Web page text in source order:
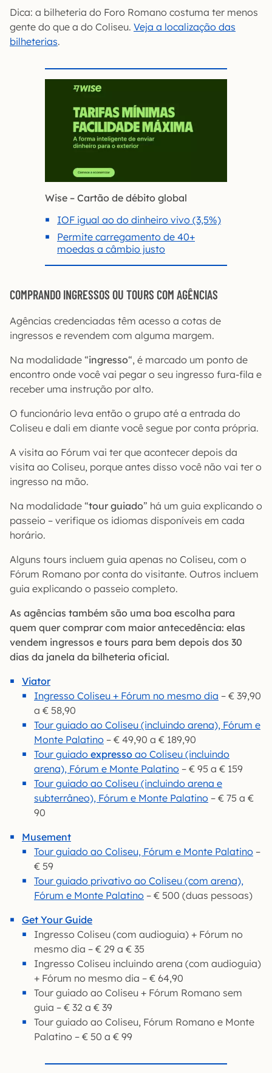
Dica: a bilheteria do Foro Romano costuma ter menos
gente do que a do Coliseu. Veja a localização das
bilheterias.
Wise – Cartão de débito global
IOF igual ao do dinheiro vivo (3,5%)
Permite carregamento de 40+
moedas a câmbio justo
COMPRANDO INGRESSOS OU TOURS COM AGÊNCIAS
Agências credenciadas têm acesso a cotas de
ingressos e revendem com alguma margem.
Na modalidade “ingresso“, é marcado um ponto de
encontro onde você vai pegar o seu ingresso fura-fila e
receber uma instrução por alto.
O funcionário leva então o grupo até a entrada do
Coliseu e dali em diante você segue por conta própria.
A visita ao Fórum vai ter que acontecer depois da
visita ao Coliseu, porque antes disso você não vai ter o
ingresso na mão.
Na modalidade “tour guiado” há um guia explicando o
passeio – verifique os idiomas disponíveis em cada
horário.
Alguns tours incluem guia apenas no Coliseu, com o
Fórum Romano por conta do visitante. Outros incluem
guia explicando o passeio completo.
As agências também são uma boa escolha para
quem quer comprar com maior antecedência: elas
vendem ingressos e tours para bem depois dos 30
dias da janela da bilheteria oficial.
Viator
Ingresso Coliseu + Fórum no mesmo dia – € 39,90
a € 58,90
Tour guiado ao Coliseu (incluindo arena), Fórum e
Monte Palatino – € 49,90 a € 189,90
Tour guiado expresso ao Coliseu (incluindo
arena), Fórum e Monte Palatino – € 95 a € 159
Tour guiado ao Coliseu (incluindo arena e
subterrâneo), Fórum e Monte Palatino – € 75 a €
90
Musement
Tour guiado ao Coliseu, Fórum e Monte Palatino –
€ 59
Tour guiado privativo ao Coliseu (com arena),
Fórum e Monte Palatino – € 500 (duas pessoas)
Get Your Guide
Ingresso Coliseu (com audioguia) + Fórum no
mesmo dia – € 29 a € 35
Ingresso Coliseu incluindo arena (com audioguia)
+ Fórum no mesmo dia – € 64,90
Tour guiado ao Coliseu + Fórum Romano sem
guia – € 32 a € 39
Tour guiado ao Coliseu, Fórum Romano e Monte
Palatino – € 50 a € 99